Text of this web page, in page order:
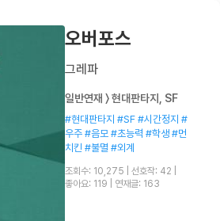
오버포스
그레파
일반연재 〉 현대판타지, SF
#현대판타지 #SF #시간정지 #
우주 #음모 #초능력 #학생 #먼
치킨 #불멸 #외계
조회수: 10,275 선호작: 42
좋아요: 119
연재글: 163